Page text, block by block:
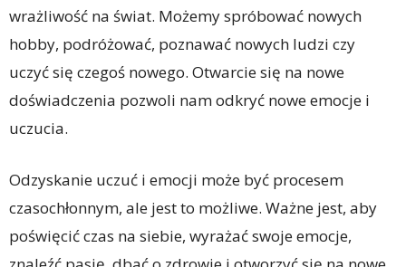
wrażliwość na świat. Możemy spróbować nowych
hobby, podróżować, poznawać nowych ludzi czy
uczyć się czegoś nowego. Otwarcie się na nowe
doświadczenia pozwoli nam odkryć nowe emocje i
uczucia.
Odzyskanie uczuć i emocji może być procesem
czasochłonnym, ale jest to możliwe. Ważne jest, aby
poświęcić czas na siebie, wyrażać swoje emocje,